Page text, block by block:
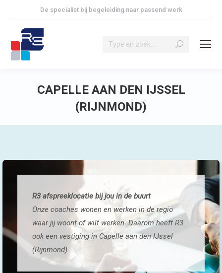
De specialist bij begeleiding naar passend werk
Search:
CAPELLE AAN DEN IJSSEL
(RIJNMOND)
R3 afspreeklocatie bij jou in de buurt
Onze coaches wonen en werken in de regio
waar jij woont of wilt werken. Daarom heeft R3
ook een vestiging in Capelle aan den IJssel
(Rijnmond).